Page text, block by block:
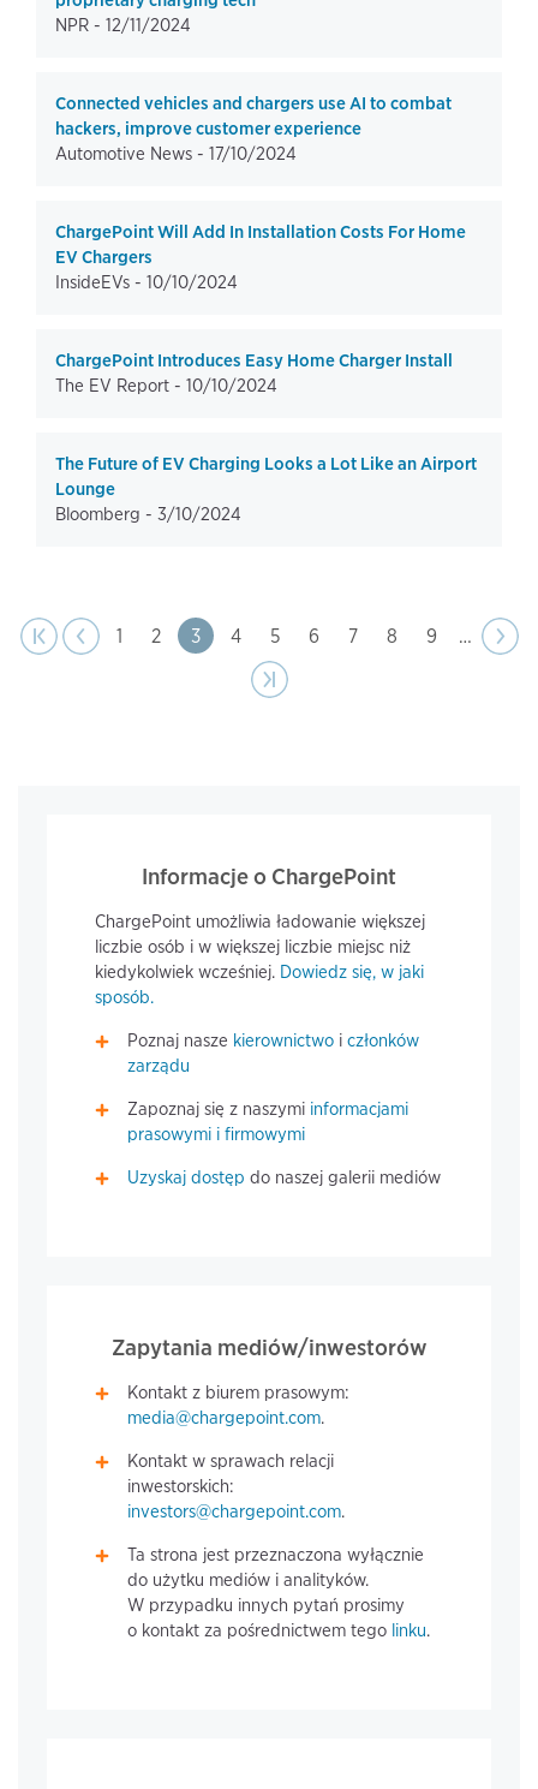
NPR - 12/11/2024
Connected vehicles and chargers use AI to combat
hackers, improve customer experience
Automotive News - 17/10/2024
ChargePoint Will Add In Installation Costs For Home
EV Chargers
InsideEVs - 10/10/2024
ChargePoint Introduces Easy Home Charger Install
The EV Report - 10/10/2024
The Future of EV Charging Looks a Lot Like an Airport
Lounge
Bloomberg - 3/10/2024
Pagination
|‹
Previous
‹‹
Page
1 Page
2 Page
3 Page
4 Page
5 Page
6 Page
7 Page
8 Page
9 …
Next
››
Last page
›|
Informacje o ChargePoint
ChargePoint umożliwia ładowanie większej
liczbie osób i w większej liczbie miejsc niż
kiedykolwiek wcześniej. Dowiedz się, w jaki
sposób.
Poznaj nasze kierownictwo iczłonków
zarządu
Zapoznaj się z naszymi informacjami
prasowymi i firmowymi
Uzyskaj dostęp do naszej galerii mediów
Zapytania mediów/inwestorów
Kontakt z biurem prasowym:
media@chargepoint.com.
Kontakt w sprawach relacji
inwestorskich:
investors@chargepoint.com.
Ta strona jest przeznaczona wyłącznie
do użytku mediów i analityków.
W przypadku innych pytań prosimy
o kontakt za pośrednictwem tego linku.